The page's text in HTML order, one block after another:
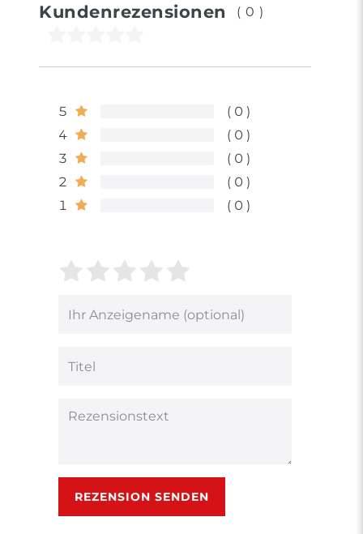
Kundenrezensionen (0)
5
0
4
0
3
0
2
0
1
0
Bewertungssterne
von
4
von
3
2
von
1
von
Bewertungssternen
Anzeigename
Rezensionstext
REZENSION SENDEN